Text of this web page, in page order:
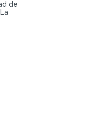
de